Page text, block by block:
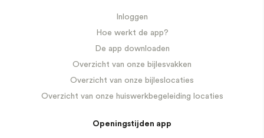
Inloggen
Hoe werkt de app?
De app downloaden
Overzicht van onze bijlesvakken
Overzicht van onze bijleslocaties
Overzicht van onze huiswerkbegeleiding locaties
Openingstijden app